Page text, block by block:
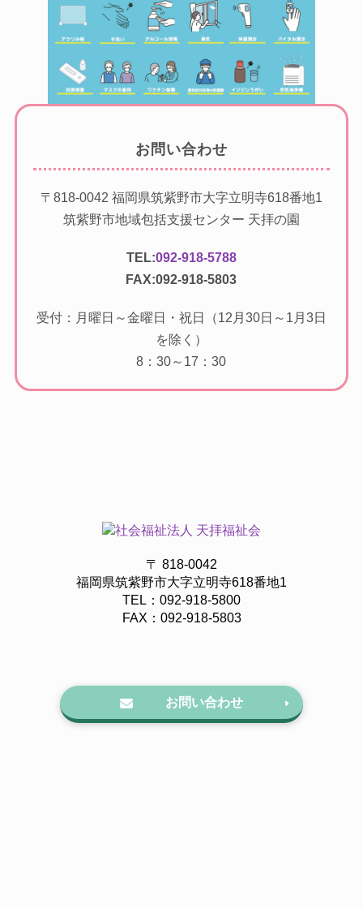
お問い合わせ
〒818-0042 福岡県筑紫野市大字立明寺618番地1
筑紫野市地域包括支援センター 天拝の園
TEL:092-918-5788
FAX:092-918-5803
受付：月曜日～金曜日・祝日（12月30日～1月3日
を除く）
8：30～17：30
〒 818-0042
福岡県筑紫野市大字立明寺618番地1
TEL：092-918-5800
FAX：092-918-5803
お問い合わせ